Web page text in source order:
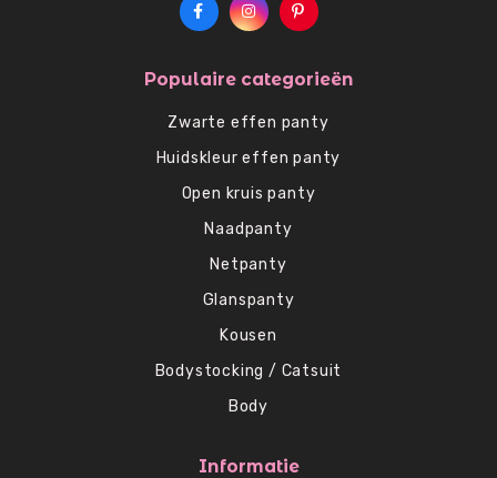
Populaire categorieën
Zwarte effen panty
Huidskleur effen panty
Open kruis panty
Naadpanty
Netpanty
Glanspanty
Kousen
Bodystocking / Catsuit
Body
Informatie